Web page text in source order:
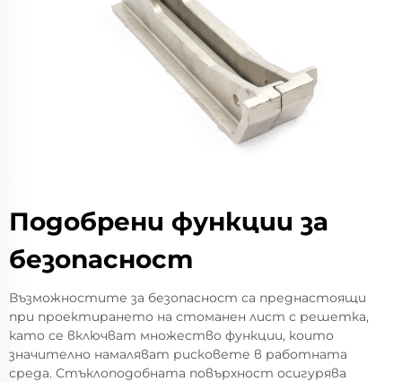
Подобрени функции за
безопасност
Възможностите за безопасност са преднастоящи
при проектирането на стоманен лист с решетка,
като се включват множество функции, които
значително намаляват рисковете в работната
среда. Стъклоподобната повърхност осигурява